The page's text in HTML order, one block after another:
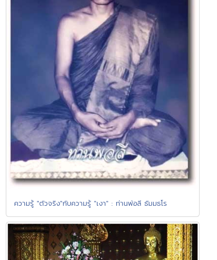
ความรู้ "ตัวจริง"กับความรู้ "เงา" : ท่านพ่อลี ธัมมธโร